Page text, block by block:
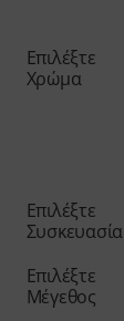
Επιλέξτε
Χρώμα
Επιλέξτε
Συσκευασία
Επιλέξτε
Μέγεθος